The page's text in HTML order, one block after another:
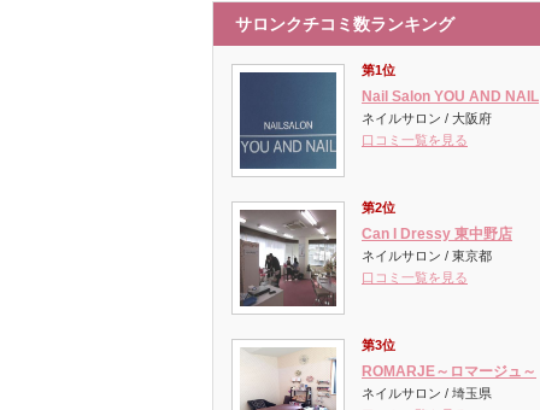
サロンクチコミ数ランキング
第1位
Nail Salon YOU AND NAIL
ネイルサロン / 大阪府
口コミ一覧を見る
第2位
Can I Dressy 東中野店
ネイルサロン / 東京都
口コミ一覧を見る
第3位
ROMARJE～ロマージュ～
ネイルサロン / 埼玉県